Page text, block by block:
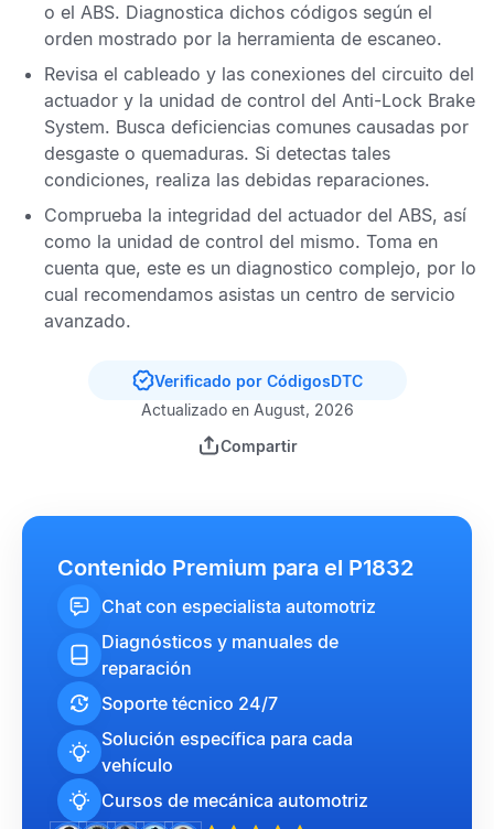
o el ABS. Diagnostica dichos códigos según el
orden mostrado por la herramienta de escaneo.
Revisa el cableado y las conexiones del circuito del
actuador y la unidad de control del Anti-Lock Brake
System. Busca deficiencias comunes causadas por
desgaste o quemaduras. Si detectas tales
condiciones, realiza las debidas reparaciones.
Comprueba la integridad del actuador del ABS, así
como la unidad de control del mismo. Toma en
cuenta que, este es un diagnostico complejo, por lo
cual recomendamos asistas un centro de servicio
avanzado.
Verificado por CódigosDTC
Actualizado en August, 2026
Compartir
Contenido Premium para el P1832
Chat con especialista automotriz
Diagnósticos y manuales de
reparación
Soporte técnico 24/7
Solución específica para cada
vehículo
Cursos de mecánica automotriz